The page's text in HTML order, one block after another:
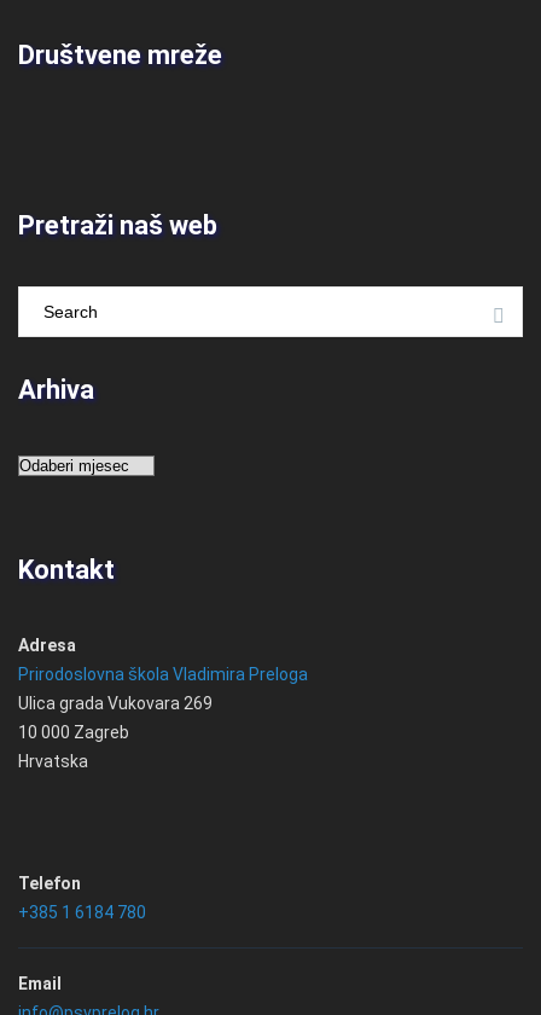
Društvene mreže
Pretraži naš web
Arhiva
Arhiva
Kontakt
Adresa
Prirodoslovna škola Vladimira Preloga
Ulica grada Vukovara 269
10 000 Zagreb
Hrvatska
Telefon
+385 1 6184 780
Email